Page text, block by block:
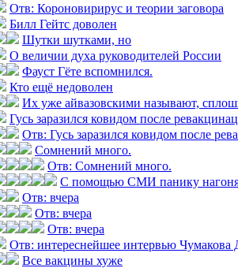
Отв: Короновирирус и теории заговора
Билл Гейтс доволен
Шутки шутками, но
О величии духа руководителей России
Фауст Гёте вспомнился.
Кто ещё недоволен
Их уже айвазовскими называют,
Гусь заразился ковидом после
Отв: Гусь заразился ковидом после
Сомнений много.
Отв: Сомнений много.
С помощью СМИ панику
Отв: вчера
Отв: вчера
Отв: вчера
Отв: интереснейшее интервью Чумакова
Все вакцины хуже